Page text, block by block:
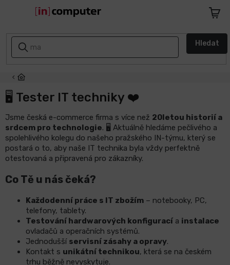
Hledat
AKCE
SLEVY
DO
ŠKOLY
Notebooky
Počítače
Telefony
tablety
Apple
🖥️ Tester IT techniky ❤️
Jsme česká e-commerce firma s více než 20letou historií a
srdcem pro technologie. 🖥️ Aktuálně hledáme pečlivého a
spolehlivého kolegu do našeho pražského IN-týmu, který se
postará o to, aby naše IT technika byla vždy perfektně
otestovaná a připravená pro zákazníky.
Co Tě u nás čeká?
Každodenní práce s IT zbožím – notebooky, PC,
telefony, tablety.
Testování hardwarových konfigurací a instalace
ovladačů a operačních systémů.
Jednodušší servisní zásahy a opravy.
Kontakt s unikátní technikou, která se na českém
trhu běžně nevyskytuje.